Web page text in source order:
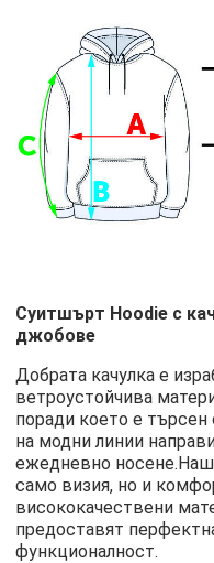
Суитшърт Hoodie с
джобове
Добрата качулка е
ветроустойчива
поради което е търсен
на модни линии
ежедневно
само визия, но и
висококачествени
предоставят
функционалност.